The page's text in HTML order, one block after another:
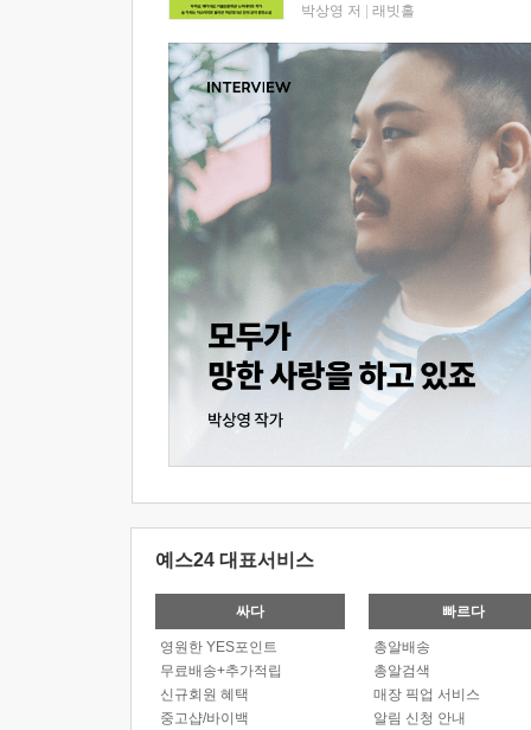
박상영 저 래빗홀
예스24 대표서비스
싸다
영원한 YES포인트
무료배송+추가적립
신규회원 혜택
중고샵/바이백
빠르다
총알배송
총알검색
매장 픽업 서비스
알림 신청 안내